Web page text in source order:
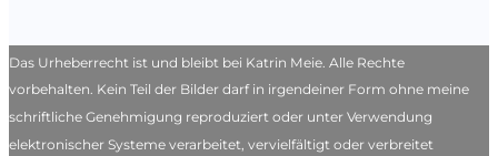
Das Urheberrecht ist und bleibt bei Katrin Meie. Alle Rechte
vorbehalten. Kein Teil der Bilder darf in irgendeiner Form ohne meine
schriftliche Genehmigung reproduziert oder unter Verwendung
elektronischer Systeme verarbeitet, vervielfältigt oder verbreitet